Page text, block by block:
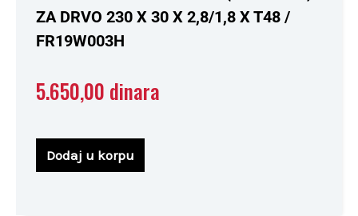
od
ZA DRVO 230 X 30 X 2,8/1,8 X T48 /
FR19W003H
5.650,00 dinara
Dodaj u korpu